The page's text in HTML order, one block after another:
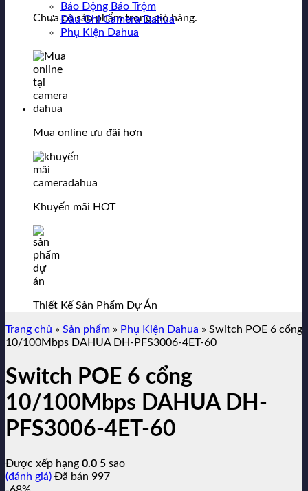
Chưa có sản phẩm trong giỏ hàng.
Báo Động Báo Trộm
Đầu Ghi Camera Dahua
Phụ Kiện Dahua
Mua online ưu đãi hơn
Khuyến mãi HOT
Thiết Kế Sản Phẩm Dự Án
Trang chủ » Sản phẩm » Phụ Kiện Dahua » Switch POE 6 cổng
10/100Mbps DAHUA DH-PFS3006-4ET-60
Switch POE 6 cổng
10/100Mbps DAHUA DH-
PFS3006-4ET-60
Được xếp hạng 0.0 5 sao
(đánh giá) Đã bán 997